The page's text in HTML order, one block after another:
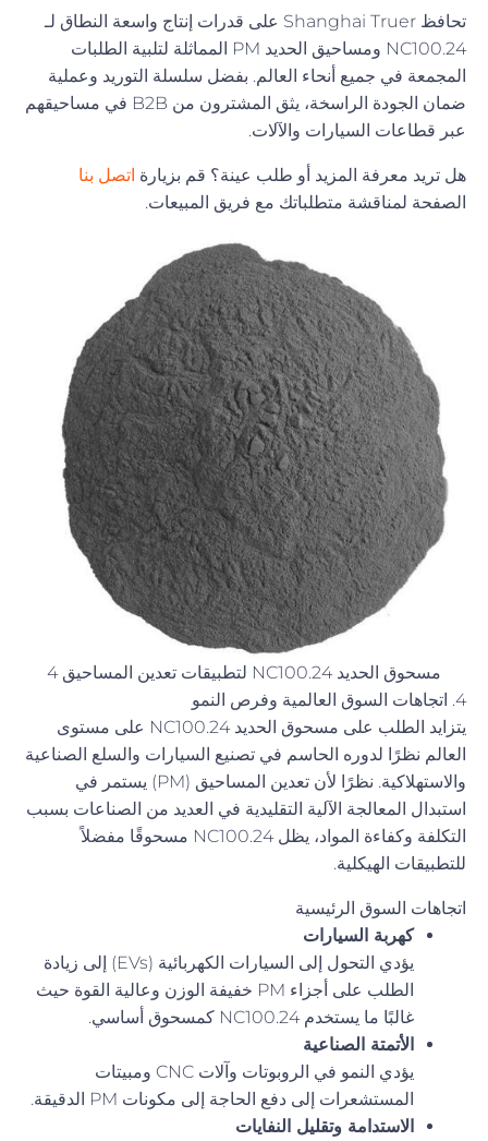
تحافظ Shanghai Truer على قدرات إنتاج واسعة النطاق لـ
NC100.24 ومساحيق الحديد PM المماثلة لتلبية الطلبات
المجمعة في جميع أنحاء العالم. بفضل سلسلة التوريد وعملية
ضمان الجودة الراسخة، يثق المشترون من B2B في مساحيقهم
عبر قطاعات السيارات والآلات.
هل تريد معرفة المزيد أو طلب عينة؟ قم بزيارة اتصل بنا
الصفحة لمناقشة متطلباتك مع فريق المبيعات.
مسحوق الحديد NC100.24 لتطبيقات تعدين المساحيق 4
4. اتجاهات السوق العالمية وفرص النمو
يتزايد الطلب على مسحوق الحديد NC100.24 على مستوى
العالم نظرًا لدوره الحاسم في تصنيع السيارات والسلع الصناعية
والاستهلاكية. نظرًا لأن تعدين المساحيق (PM) يستمر في
استبدال المعالجة الآلية التقليدية في العديد من الصناعات بسبب
التكلفة وكفاءة المواد، يظل NC100.24 مسحوقًا مفضلاً
للتطبيقات الهيكلية.
اتجاهات السوق الرئيسية
كهربة السيارات
يؤدي التحول إلى السيارات الكهربائية (EVs) إلى زيادة
الطلب على أجزاء PM خفيفة الوزن وعالية القوة حيث
غالبًا ما يستخدم NC100.24 كمسحوق أساسي.
الأتمتة الصناعية
يؤدي النمو في الروبوتات وآلات CNC ومبيتات
المستشعرات إلى دفع الحاجة إلى مكونات PM الدقيقة.
الاستدامة وتقليل النفايات